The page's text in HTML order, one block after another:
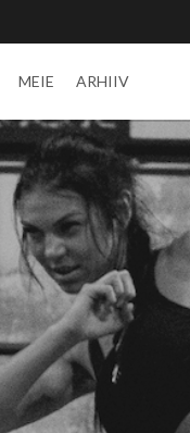
MEIE ARHIIV